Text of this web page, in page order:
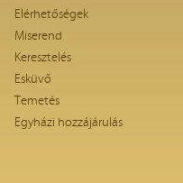
Elérhetőségek
Miserend
Keresztelés
Esküvő
Temetés
Egyházi hozzájárulás